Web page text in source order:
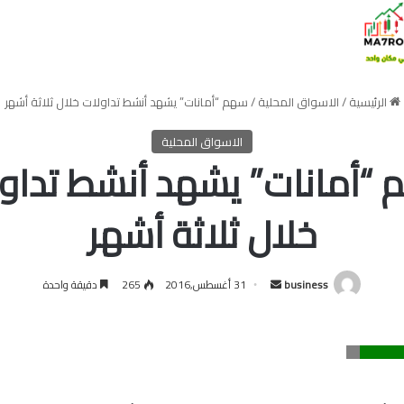
الرئيسية/الاسواق المحلية/سهم “أمانات” يشهد أنشط تداولات خلال ثلاثة أشهر
الاسواق المحلية
يشهد أنشط
خلال ثلاثة أشهر
business
أرسل 31 أغسطس,2016 265 دقيقة واحدة